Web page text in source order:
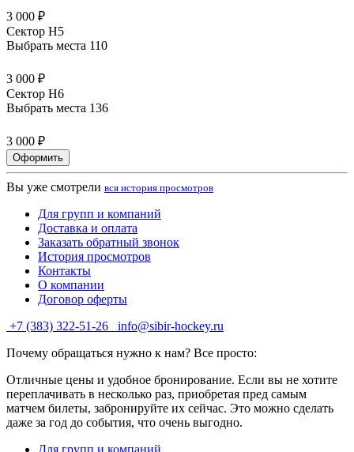
3 000 ₽
Сектор H5
Выбрать места 110
3 000 ₽
Сектор H6
Выбрать места 136
3 000 ₽
Оформить
Вы уже смотрели вся история просмотров
Для групп и компаний
Доставка и оплата
Заказать обратный звонок
История просмотров
Контакты
О компании
Договор оферты
+7 (383) 322-51-26
info@sibir-hockey.ru
Почему обращаться нужно к нам? Все просто:
Отличные цены и удобное бронирование. Если вы не хотите
переплачивать в несколько раз, приобретая пред самым
матчем билеты, забронируйте их сейчас. Это можно сделать
даже за год до события, что очень выгодно.
Для групп и компаний